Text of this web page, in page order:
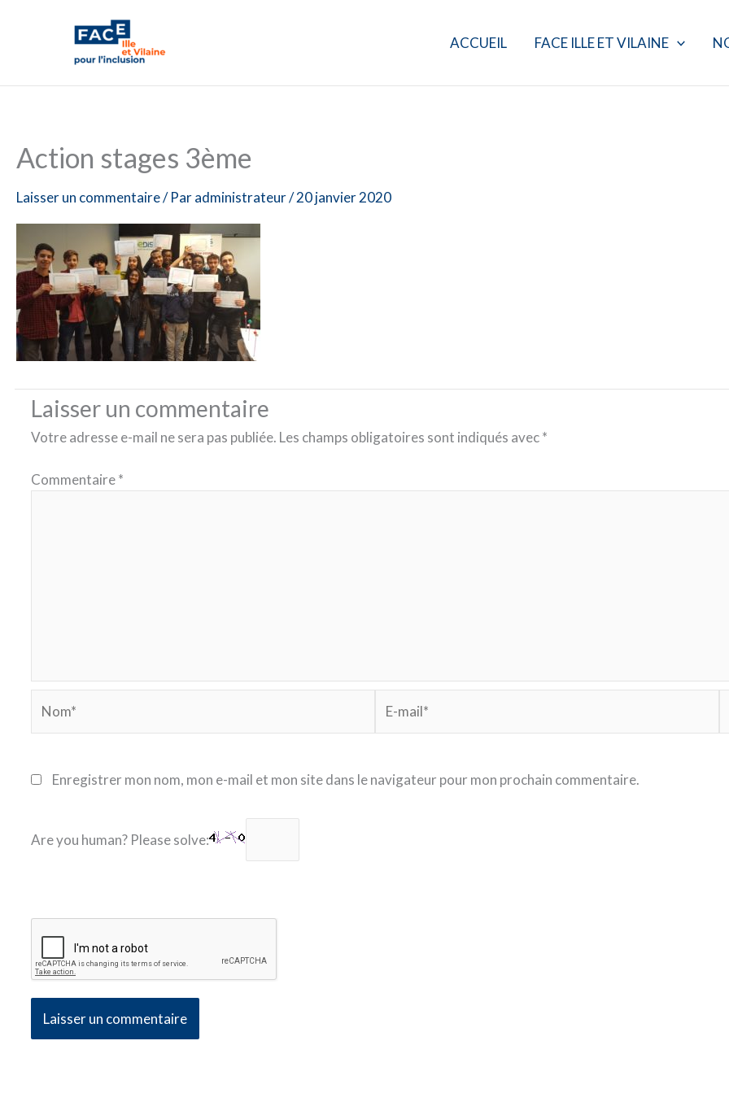
ACCUEIL FACE ILLE ET VILAINE
Action stages 3ème
Laisser un commentaire/ Paradministrateur/20 janvier 2020
Laisser un commentaire
Votre adresse e-mail ne sera pas publiée. Les champs obligatoires sont indiqués avec*
Commentaire*
mail*
Enregistrer mon nom, mon e-mail et mon site dans le navigateur pour mon prochain commentaire.
Are you human? Please solve: